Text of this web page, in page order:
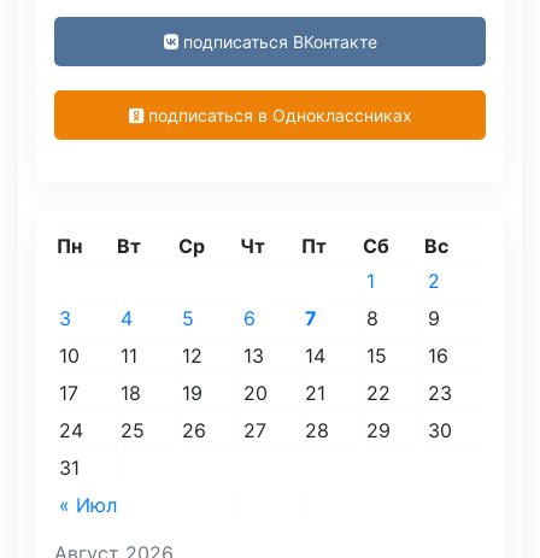
подписаться ВКонтакте
подписаться в Одноклассниках
Пн Вт Ср Чт Пт Сб Вс
« Июл
1
2
3
4 5 6 7 8
9
10
11 12 13 14 15
16
17
18 19 20 21 22
23
24
25 26 27 28 29
30
31